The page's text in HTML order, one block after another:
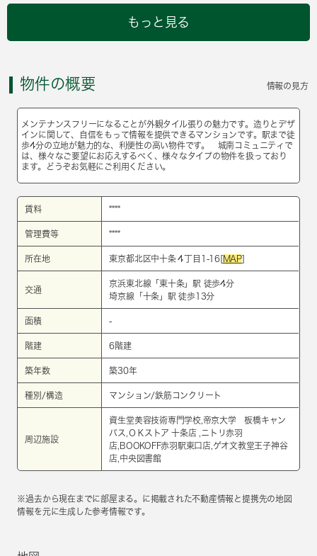
もっと見る
物件の概要 情報の見方
メンテナンスフリーになることが外観タイル張りの魅力です。造りとデザ
インに関して、自信をもって情報を提供できるマンションです。駅まで徒
歩4分の立地が魅力的な、利便性の高い物件です。 城南コミュニティで
は、様々なご要望にお応えするべく、様々なタイプの物件を扱っており
ます。どうぞお気軽にご利用ください。
賃料 ****
管理費等 ****
所在地 東京都北区中十条４丁目1-16[ MAP]
交通
京浜東北線 「 東十条」駅 徒歩4分
埼京線 「 十条 」駅 徒歩13分
面積 -
階建 6階建
築年数 築30年
種別/構造 マンション/鉄筋コンクリート
周辺施設
資生堂美容技術専門学校,帝京大学 板橋キャン
パス,ＯＫストア 十条店 ,ニトリ赤羽
店,BOOKOFF赤羽駅東口店,ゲオ文教堂王子神谷
店,中央図書館
※過去から現在までに部屋まる。に掲載された不動産情報と提携先の地図
情報を元に生成した参考情報です。